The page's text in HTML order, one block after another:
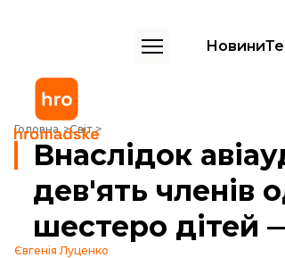
Новини
Головна Світ
Внаслідок авіаудару США у Кабулі загинули
Внаслідок
дев'ять членів
шестеро дітей
Євгенія Луценко